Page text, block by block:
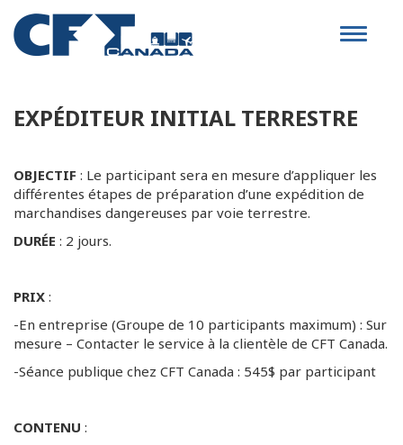
Toggle
EXPÉDITEUR INITIAL TERRESTRE
OBJECTIF : Le participant sera en mesure d’appliquer les
différentes étapes de préparation d’une expédition de
marchandises dangereuses par voie terrestre.
DURÉE : 2 jours.
PRIX :
-En entreprise (Groupe de 10 participants maximum) : Sur
mesure – Contacter le service à la clientèle de CFT Canada.
-Séance publique chez CFT Canada : 545$ par participant
CONTENU :